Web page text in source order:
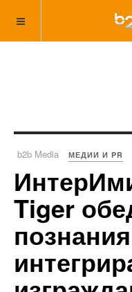
b2b Media МЕДИИ И PR
Tiger